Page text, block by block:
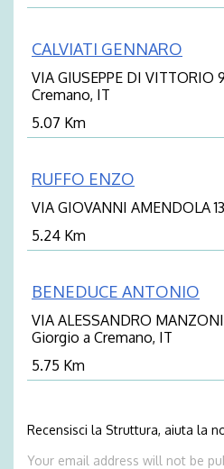
CALVIATI GENNARO
VIA GIUSEPPE DI
Cremano, IT
5.07 Km
RUFFO ENZO
VIA GIOVANNI AMENDOLA
5.24 Km
BENEDUCE ANTONIO
VIA ALESSANDRO
Giorgio a Cremano, IT
5.75 Km
Recensisci la Struttura, aiuta la
Your email address will not be